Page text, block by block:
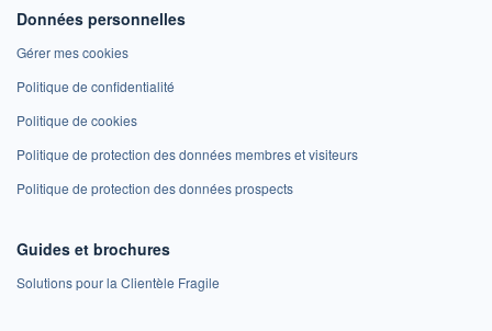
Données personnelles
Gérer mes cookies
Politique de confidentialité
Politique de cookies
Politique de protection des données membres et visiteurs
Politique de protection des données prospects
Guides et brochures
Solutions pour la Clientèle Fragile